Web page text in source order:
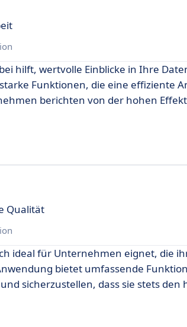
hilft, wertvolle Einblicke in Ihre
Funktionen, die eine effiziente
berichten von der hohen
Qualität
ideal für Unternehmen eignet, die
bietet umfassende
sicherzustellen, dass sie stets den